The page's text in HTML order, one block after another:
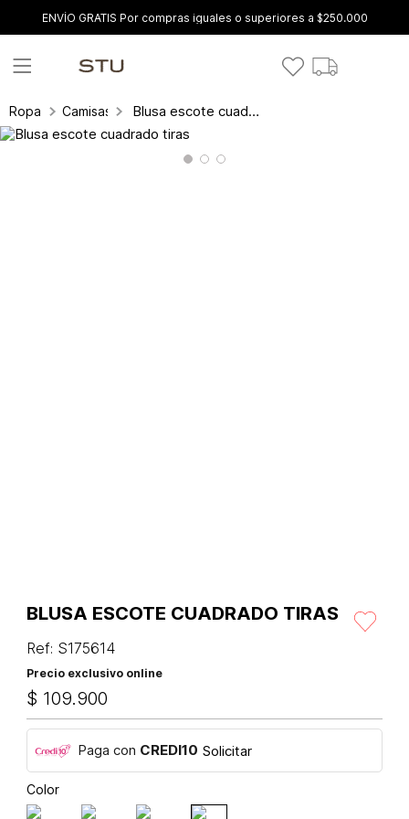
ENVÍO GRATIS Por compras iguales o superiores a $250.000
Ropa Camisas y blusas Blusa escote cuadrado tiras
BLUSA ESCOTE CUADRADO TIRAS
Ref: S175614
Precio exclusivo online
$ 109.900
Paga con CREDI10 Solicitar
Color